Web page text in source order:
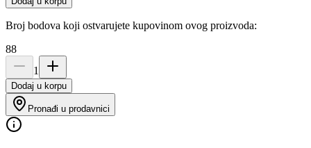
Broj bodova koji ostvarujete kupovinom ovog proizvoda:
88
1
Dodaj u korpu
Pronađi u prodavnici